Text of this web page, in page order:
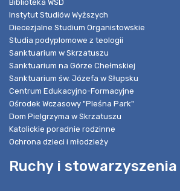
Biblioteka WSD
Instytut Studiów Wyższych
Diecezjalne Studium Organistowskie
Studia podyplomowe z teologii
Sanktuarium w Skrzatuszu
Sanktuarium na Górze Chełmskiej
Sanktuarium św. Józefa w Słupsku
Centrum Edukacyjno-Formacyjne
Ośrodek Wczasowy "Pleśna Park"
Dom Pielgrzyma w Skrzatuszu
Katolickie poradnie rodzinne
Ochrona dzieci i młodzieży
Ruchy i stowarzyszenia